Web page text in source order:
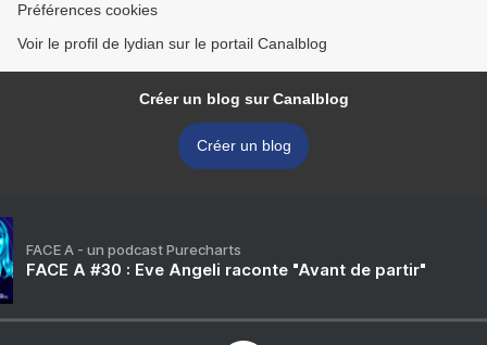
Préférences cookies
Voir le profil de lydian sur le portail Canalblog
Créer un blog sur Canalblog
Créer un blog
FACE A - un podcast Purecharts
FACE A #30 : Eve Angeli raconte "Avant de partir"